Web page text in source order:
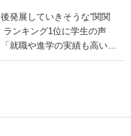
発展していきそうな“関関
ンキング1位に学生の声
就職や進学の実績も高い」